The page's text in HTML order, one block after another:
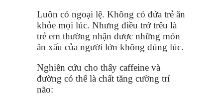
Luôn có ngoại lệ. Không có đứa trẻ ăn
khỏe mọi lúc. Nhưng điều trớ trêu là
trẻ em thường nhận được những món
ăn xấu của người lớn không đúng lúc.
Nghiên cứu cho thấy caffeine và
đường có thể là chất tăng cường trí
não: